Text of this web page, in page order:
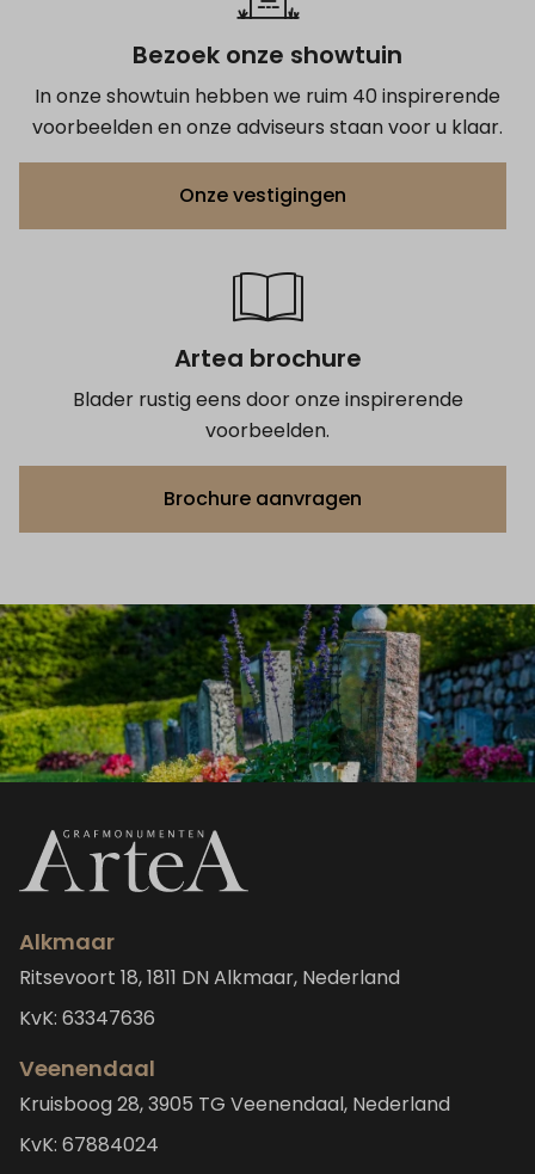
Bezoek onze showtuin
In onze showtuin hebben we ruim 40 inspirerende
voorbeelden en onze adviseurs staan voor u klaar.
Onze vestigingen
Artea brochure
Blader rustig eens door onze inspirerende
voorbeelden.
Brochure aanvragen
Alkmaar
Ritsevoort 18, 1811 DN Alkmaar, Nederland
KvK: 63347636
Veenendaal
Kruisboog 28, 3905 TG Veenendaal, Nederland
KvK: 67884024